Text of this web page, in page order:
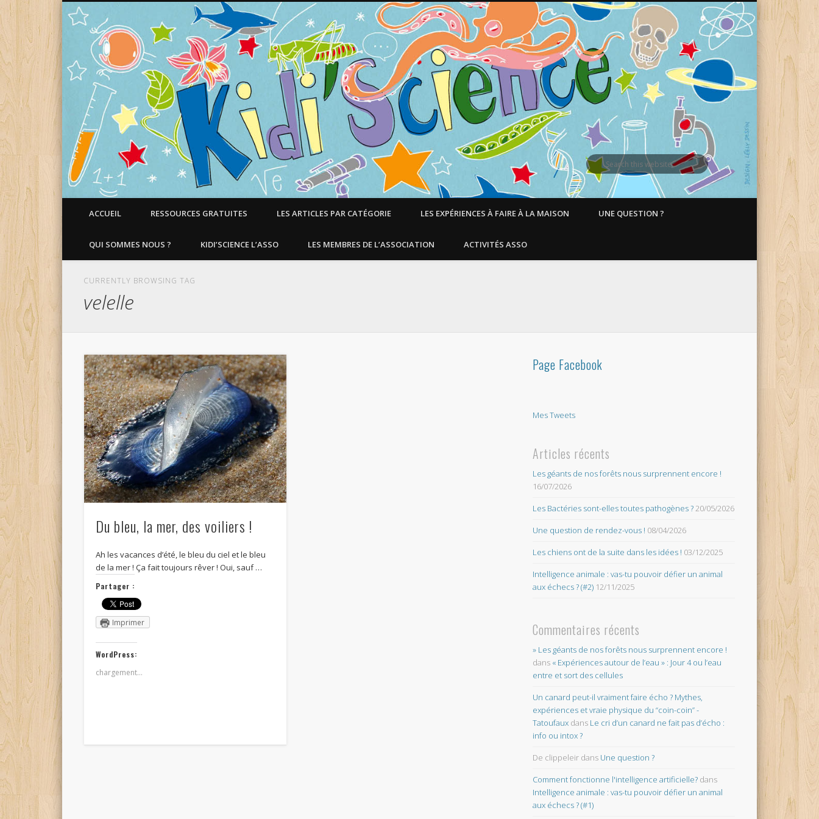
Faire aimer les Sciences aux Enfants !
ACCUEIL RESSOURCES GRATUITES LES ARTICLES PAR CATÉGORIE LES EXPÉRIENCES À FAIRE À LA MAISON UNE QUESTION ?
QUI SOMMES NOUS ? KIDI’SCIENCE L’ASSO LES MEMBRES DE L’ASSOCIATION ACTIVITÉS ASSO
CURRENTLY BROWSING TAG
velelle
Du bleu, la mer, des voiliers !
Ah les vacances d’été, le bleu du ciel et le bleu
de la mer ! Ça fait toujours rêver ! Oui, sauf …
Partager :
Imprimer
WordPress:
chargement…
Page Facebook
Mes Tweets
Articles récents
Les géants de nos forêts nous surprennent encore !
16/07/2026
Les Bactéries sont-elles toutes pathogènes ?20/05/2026
Une question de rendez-vous ! 08/04/2026
Les chiens ont de la suite dans les idées ! 03/12/2025
Intelligence animale : vas-tu pouvoir défier un animal
aux échecs ? (#2) 12/11/2025
Commentaires récents
» Les géants de nos forêts nous surprennent encore !
dans « Expériences autour de l’eau » : Jour 4 ou l’eau
entre et sort des cellules
Un canard peut-il vraiment faire écho ? Mythes,
expériences et vraie physique du “coin-coin” -
Tatoufaux dans Le cri d’un canard ne fait pas d’écho :
info ou intox ?
De clippeleir dans Une question ?
Comment fonctionne l'intelligence artificielle? dans
Intelligence animale : vas-tu pouvoir défier un animal
aux échecs ? (#1)